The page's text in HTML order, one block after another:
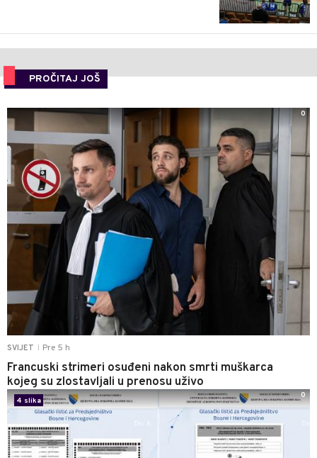
PROČITAJ JOŠ
SVIJET Pre 5 h
Francuski strimeri osuđeni nakon smrti muškarca
kojeg su zlostavljali u prenosu uživo
0
4 slika
0